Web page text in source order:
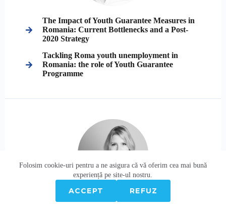
Folosim cookie-uripentru a ne asiguracă vă oferim cea maibună
experiență pesite-ul nostru.
ACCEPT REFUZ
The Impact of Youth Guarantee Measures in
Romania: Current Bottlenecks and a Post-
2020 Strategy
Tackling Roma youth unemployment in
Romania: the role of Youth Guarantee
Programme
Președinția Consiliului UE și tinerii, Garanția